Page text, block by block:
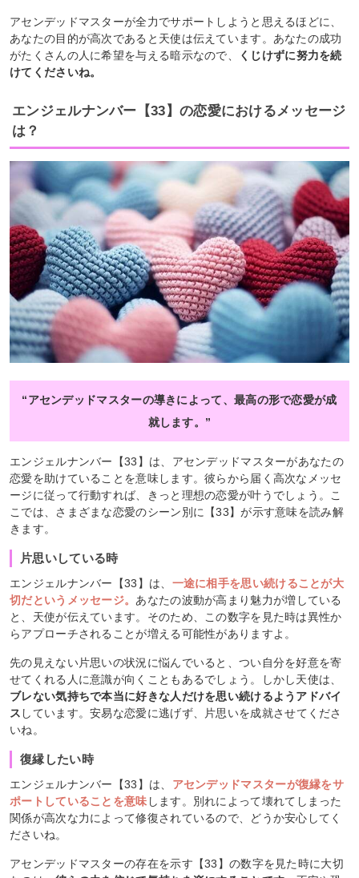
アセンデッドマスターが全力でサポートしようと思えるほどに、
あなたの目的が高次であると天使は伝えています。あなたの成功
がたくさんの人に希望を与える暗示なので、
くじけずに努力を続
けてくださいね。
エンジェルナンバー【33】の恋愛におけるメッセージ
は？
“アセンデッドマスターの導きによって、最高の形で恋愛が成
就します。”
エンジェルナンバー【33】は、アセンデッドマスターがあなたの
恋愛を助けていることを意味します。彼らから届く高次なメッセ
ージに従って行動すれば、きっと理想の恋愛が叶うでしょう。こ
こでは、さまざまな恋愛のシーン別に【33】が示す意味を読み解
きます。
片思いしている時
エンジェルナンバー【33】は、 一途に相手を思い続けることが大
切だというメッセージ。あなたの波動が高まり魅力が増している
と、天使が伝えています。そのため、この数字を見た時は異性か
らアプローチされることが増える可能性がありますよ。
先の見えない片思いの状況に悩んでいると、つい自分を好意を寄
せてくれる人に意識が向くこともあるでしょう。しかし天使は、
ブレない気持ちで本当に好きな人だけを思い続けるようアドバイ
ス しています。安易な恋愛に逃げず、片思いを成就させてくださ
いね。
復縁したい時
エンジェルナンバー【33】は、 アセンデッドマスターが復縁をサ
ポートしていることを意味 します。別れによって壊れてしまった
関係が高次な力によって修復されているので、どうか安心してく
ださいね。
アセンデッドマスターの存在を示す【33】の数字を見た時に大切